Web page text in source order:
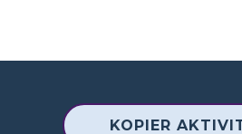
KOPIER